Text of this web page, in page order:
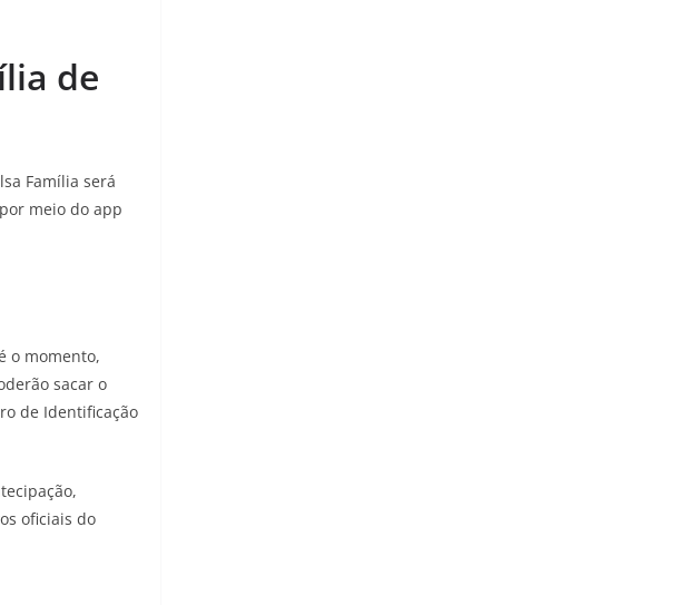
de
Família será
meio do app
o momento,
sacar o
de Identificação
oficiais do